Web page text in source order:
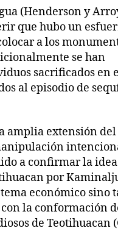
(Henderson y
que hubo un
a los
se han
sacrificados en
al episodio de
amplia extensión del
a confirmar la
por
económico sino
la conformación
de Teotihuacan